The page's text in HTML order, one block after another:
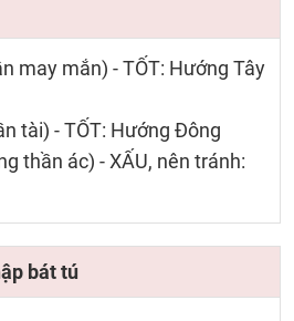
may mắn) - TỐT: Hướng Tây
tài) - TỐT: Hướng Đông
thần ác) - XẤU, nên tránh:
bát tú